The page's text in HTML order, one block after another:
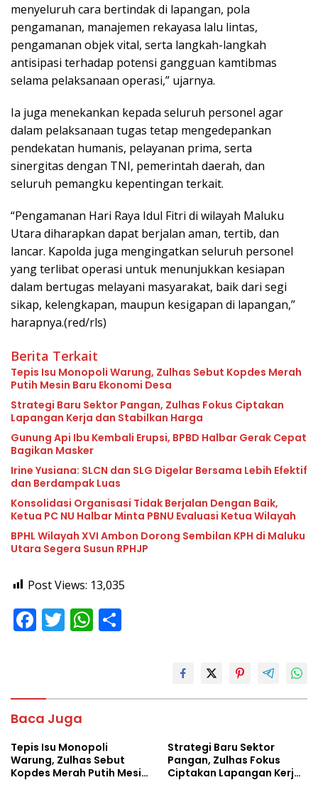
menyeluruh cara bertindak di lapangan, pola
pengamanan, manajemen rekayasa lalu lintas,
pengamanan objek vital, serta langkah-langkah
antisipasi terhadap potensi gangguan kamtibmas
selama pelaksanaan operasi,” ujarnya.
Ia juga menekankan kepada seluruh personel agar
dalam pelaksanaan tugas tetap mengedepankan
pendekatan humanis, pelayanan prima, serta
sinergitas dengan TNI, pemerintah daerah, dan
seluruh pemangku kepentingan terkait.
“Pengamanan Hari Raya Idul Fitri di wilayah Maluku
Utara diharapkan dapat berjalan aman, tertib, dan
lancar. Kapolda juga mengingatkan seluruh personel
yang terlibat operasi untuk menunjukkan kesiapan
dalam bertugas melayani masyarakat, baik dari segi
sikap, kelengkapan, maupun kesigapan di lapangan,”
harapnya.(red/rls)
Berita Terkait
Tepis Isu Monopoli Warung, Zulhas Sebut Kopdes Merah
Putih Mesin Baru Ekonomi Desa
Strategi Baru Sektor Pangan, Zulhas Fokus Ciptakan
Lapangan Kerja dan Stabilkan Harga
Gunung Api Ibu Kembali Erupsi, BPBD Halbar Gerak Cepat
Bagikan Masker
Irine Yusiana: SLCN dan SLG Digelar Bersama Lebih Efektif
dan Berdampak Luas
Konsolidasi Organisasi Tidak Berjalan Dengan Baik,
Ketua PC NU Halbar Minta PBNU Evaluasi Ketua Wilayah
BPHL Wilayah XVI Ambon Dorong Sembilan KPH di Maluku
Utara Segera Susun RPHJP
Post Views: 13,035
F
o
o
k
T W
p
Baca Juga
Tepis Isu Monopoli
Warung, Zulhas Sebut
Kopdes Merah Putih Mesin
Strategi Baru Sektor
Pangan, Zulhas Fokus
Ciptakan Lapangan Kerja